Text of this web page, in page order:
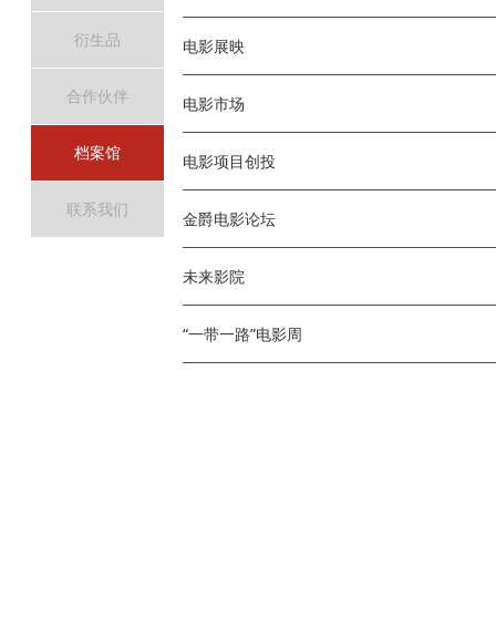
衍生品
合作伙伴
档案馆
联系我们
电影展映
电影市场
电影项目创投
金爵电影论坛
未来影院
“一带一路”电影周